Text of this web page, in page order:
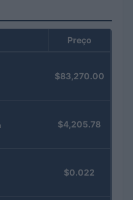
Preço
$83,270.00
$4,205.78
$0.022